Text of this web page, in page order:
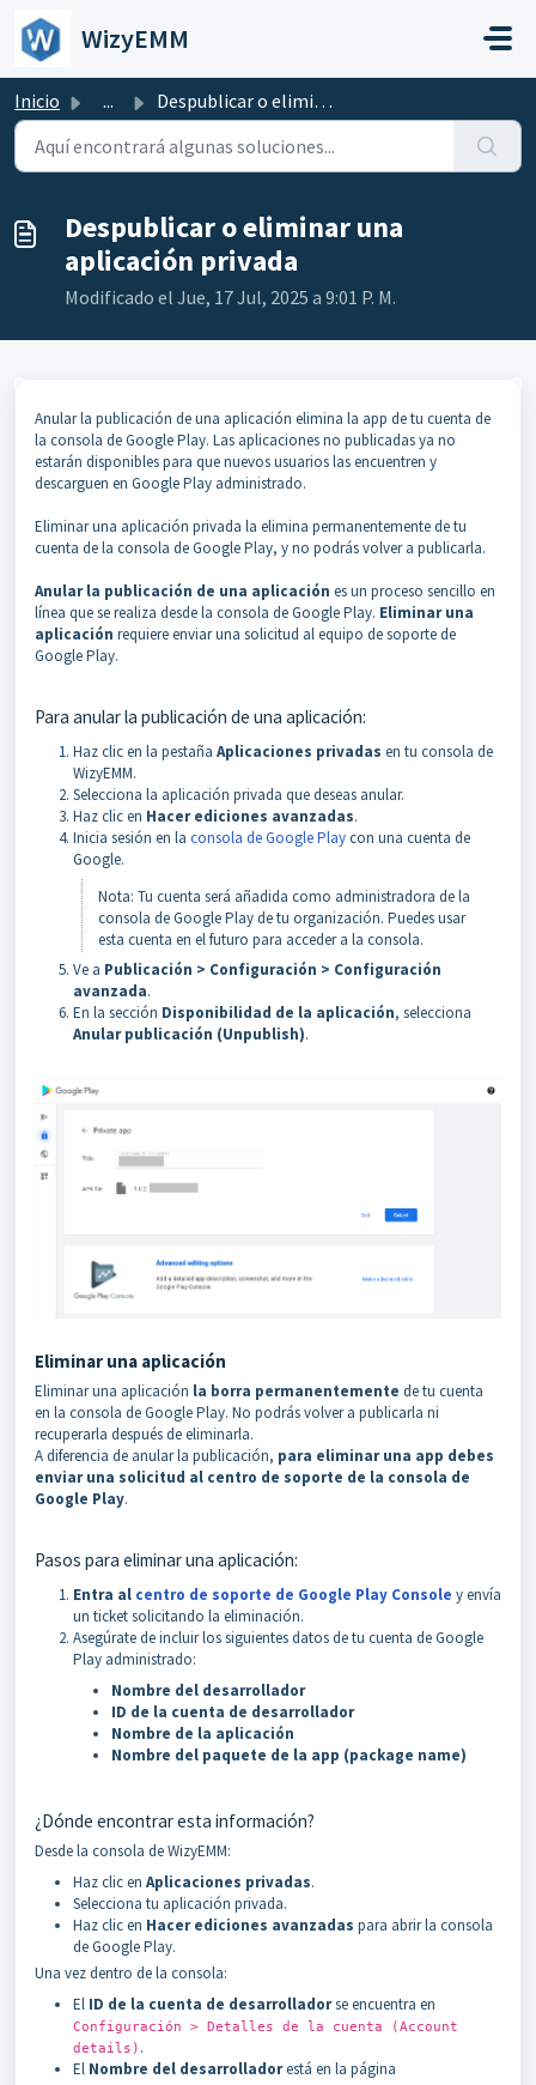
Saltar al contenido principal
WizyEMM
Inicio ... Despublicar o eliminar una aplicación privada
Despublicar o eliminar una
aplicación privada
Modificado el Jue, 17 Jul, 2025 a 9:01 P. M.
Anular la publicación de una aplicación elimina la app de tu cuenta de
la consola de Google Play. Las aplicaciones no publicadas ya no
estarán disponibles para que nuevos usuarios las encuentren y
descarguen en Google Play administrado.
Eliminar una aplicación privada la elimina permanentemente de tu
cuenta de la consola de Google Play, y no podrás volver a publicarla.
Anular la publicación de una aplicación es un proceso sencillo en
línea que se realiza desde la consola de Google Play. Eliminar una
aplicación requiere enviar una solicitud al equipo de soporte de
Google Play.
Para anular la publicación de una aplicación:
Haz clic en la pestaña Aplicaciones privadas en tu consola de
WizyEMM.
Selecciona la aplicación privada que deseas anular.
Haz clic en Hacer ediciones avanzadas.
Inicia sesión en la consola de Google Playcon una cuenta de
Google.
Nota: Tu cuenta será añadida como administradora de la
consola de Google Play de tu organización. Puedes usar
esta cuenta en el futuro para acceder a la consola.
Ve a Publicación > Configuración > Configuración
avanzada.
En la sección Disponibilidad de la aplicación, selecciona
Anular publicación (Unpublish).
Eliminar una aplicación
Eliminar una aplicación la borra permanentemente de tu cuenta
en la consola de Google Play. No podrás volver a publicarla ni
recuperarla después de eliminarla.
A diferencia de anular la publicación, para eliminar una app debes
enviar una solicitud al centro de soporte de la consola de
Google Play.
Pasos para eliminar una aplicación:
Entra al centro de soporte de Google Play Console y envía
un ticket solicitando la eliminación.
Asegúrate de incluir los siguientes datos de tu cuenta de Google
Play administrado:
Nombre del desarrollador
ID de la cuenta de desarrollador
Nombre de la aplicación
Nombre del paquete de la app (package name)
¿Dónde encontrar esta información?
Desde la consola de WizyEMM:
Haz clic en Aplicaciones privadas.
Selecciona tu aplicación privada.
Haz clic en Hacer ediciones avanzadas para abrir la consola
de Google Play.
Una vez dentro de la consola:
El ID de la cuenta de desarrolladorse encuentra en
Configuración > Detalles de la cuenta (Account
details) .
El Nombre del desarrolladorestá en la página